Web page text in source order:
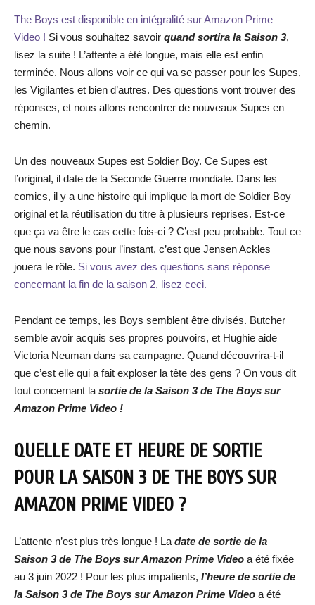
The Boys est disponible en intégralité sur Amazon Prime
Video ! Si vous souhaitez savoir quand sortira la Saison 3,
lisez la suite ! L’attente a été longue, mais elle est enfin
terminée. Nous allons voir ce qui va se passer pour les Supes,
les Vigilantes et bien d’autres. Des questions vont trouver des
réponses, et nous allons rencontrer de nouveaux Supes en
chemin.
Un des nouveaux Supes est Soldier Boy. Ce Supes est
l’original, il date de la Seconde Guerre mondiale. Dans les
comics, il y a une histoire qui implique la mort de Soldier Boy
original et la réutilisation du titre à plusieurs reprises. Est-ce
que ça va être le cas cette fois-ci ? C’est peu probable. Tout ce
que nous savons pour l’instant, c’est que Jensen Ackles
jouera le rôle. Si vous avez des questions sans réponse
concernant la fin de la saison 2, lisez ceci.
Pendant ce temps, les Boys semblent être divisés. Butcher
semble avoir acquis ses propres pouvoirs, et Hughie aide
Victoria Neuman dans sa campagne. Quand découvrira-t-il
que c’est elle qui a fait exploser la tête des gens ? On vous dit
tout concernant la sortie de la Saison 3 de The Boys sur
Amazon Prime Video !
QUELLE DATE ET HEURE DE SORTIE
POUR LA SAISON 3 DE THE BOYS SUR
AMAZON PRIME VIDEO ?
L’attente n’est plus très longue ! La date de sortie de la
Saison 3 de The Boys sur Amazon Prime Video a été fixée
au 3 juin 2022 ! Pour les plus impatients, l’heure de sortie de
la Saison 3 de The Boys sur Amazon Prime Video a été